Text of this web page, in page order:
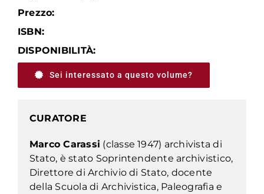
Prezzo:
ISBN:
DISPONIBILITÀ:
Sei interessato a questo volume?
CURATORE
Marco Carassi (classe 1947) archivista di
Stato, è stato Soprintendente archivistico,
Direttore di Archivio di Stato, docente
della Scuola di Archivistica, Paleografia e